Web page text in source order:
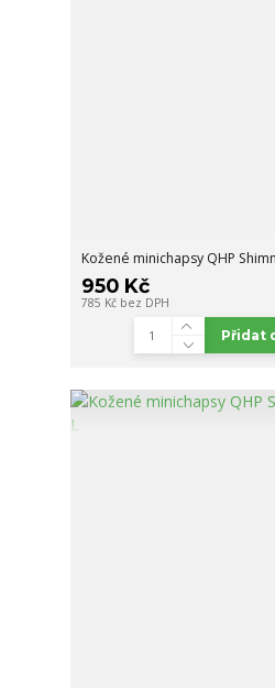
Kožené minichapsy QHP
950 Kč
785 Kč bez DPH
Přidat